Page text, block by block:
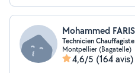
Technicien Chauffagiste
Montpellier (Bagatelle)
4,6/5 (164 avis)